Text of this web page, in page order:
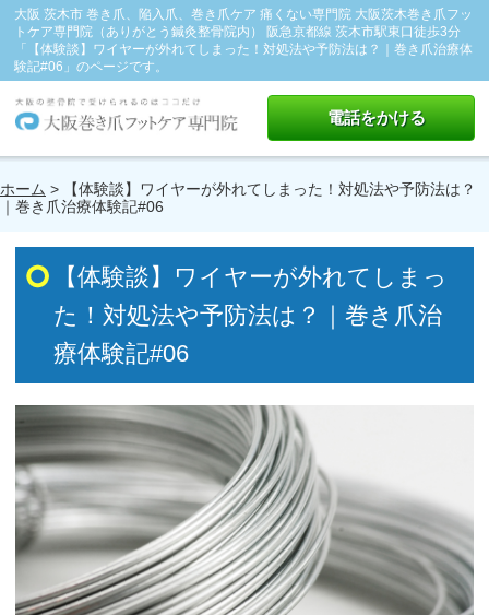
大阪 茨木市 巻き爪、陥入爪、巻き爪ケア 痛くない専門院 大阪茨木巻き爪フッ
トケア専門院（ありがとう鍼灸整骨院内） 阪急京都線 茨木市駅東口徒歩3分
「【体験談】ワイヤーが外れてしまった！対処法や予防法は？｜巻き爪治療体
験記#06」のページです。
電話をかける
ホーム > 【体験談】ワイヤーが外れてしまった！対処法や予防法は？
｜巻き爪治療体験記#06
【体験談】ワイヤーが外れてしまっ
た！対処法や予防法は？｜巻き爪治
療体験記#06